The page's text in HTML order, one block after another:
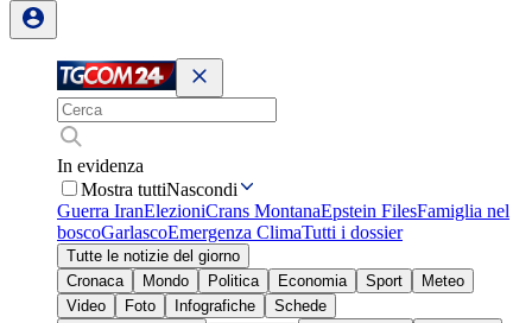
In evidenza
Mostra tuttiNascondi
Guerra IranElezioniCrans MontanaEpstein FilesFamiglia nel
boscoGarlascoEmergenza ClimaTutti i dossier
Tutte le notizie del giorno
Cronaca
Mondo Politica Economia Sport
Meteo
Video
Foto Infografiche
Schede